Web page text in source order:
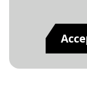
Rijnmond